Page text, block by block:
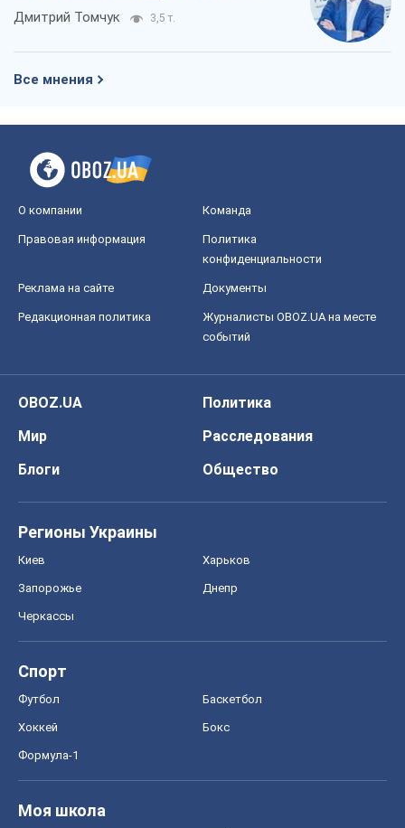
Дмитрий Томчук 3,5 т.
Все мнения
О компании Команда
Правовая информация
Политика
конфиденциальности
Реклама на сайте Документы
Редакционная политика
Журналисты OBOZ.UA на месте
событий
OBOZ.UA
Политика
Мир
Расследования
Блоги
Общество
Регионы Украины
Киев Харьков
Запорожье Днепр
Черкассы
Спорт
Футбол Баскетбол
Хоккей Бокс
Формула-1
Моя школа